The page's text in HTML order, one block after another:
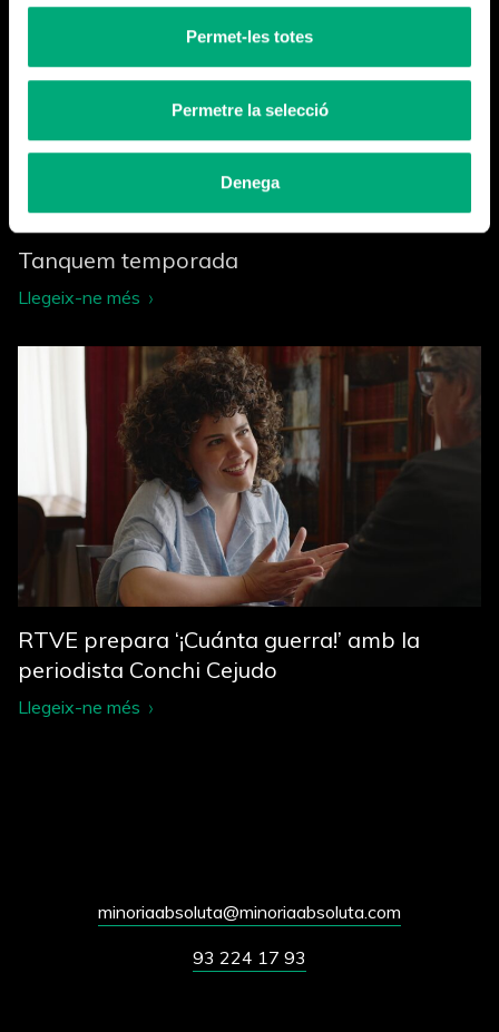
Permet-les totes
Permetre la selecció
Denega
Tanquem temporada
Llegeix-ne més
RTVE prepara ‘¡Cuánta guerra!’ amb la
periodista Conchi Cejudo
Llegeix-ne més
minoriaabsoluta@minoriaabsoluta.com
93 224 17 93